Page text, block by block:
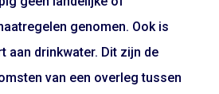
genomen. Ook is
aan drinkwater. Dit zijn de
van een overleg tussen